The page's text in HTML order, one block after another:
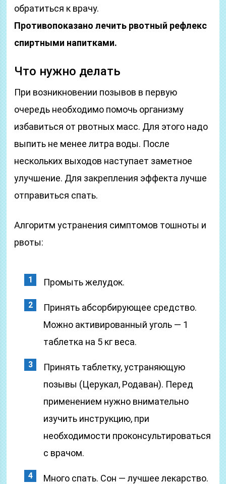
обратиться к врачу.
Противопоказано лечить рвотный рефлекс
спиртными напитками.
Что нужно делать
При возникновении позывов в первую
очередь необходимо помочь организму
избавиться от рвотных масс. Для этого надо
выпить не менее литра воды. После
нескольких выходов наступает заметное
улучшение. Для закрепления эффекта лучше
отправиться спать.
Алгоритм устранения симптомов тошноты и
рвоты:
Промыть желудок.
Принять абсорбирующее средство.
Можно активированный уголь — 1
таблетка на 5 кг веса.
Принять таблетку, устраняющую
позывы (Церукал, Родаван). Перед
применением нужно внимательно
изучить инструкцию, при
необходимости проконсультироваться
с врачом.
Много спать. Сон — лучшее лекарство.